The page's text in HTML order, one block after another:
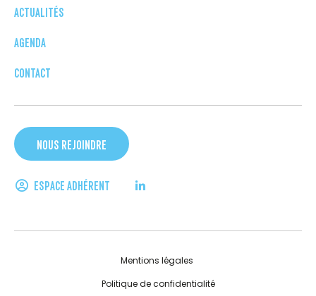
ACTUALITÉS
AGENDA
CONTACT
NOUS REJOINDRE
ESPACE ADHÉRENT
Mentions légales
Politique de confidentialité